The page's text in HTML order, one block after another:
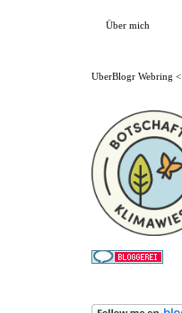
Über mich
UberBlogr Webring <